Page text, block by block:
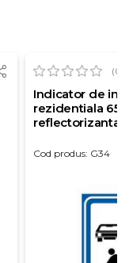
(0)
Indicator de
rezidentiala
reflectorizanta
Cod produs: G34